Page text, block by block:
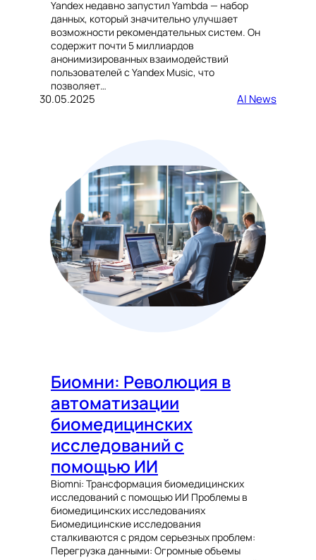
Yandex недавно запустил Yambda — набор
данных, который значительно улучшает
возможности рекомендательных систем. Он
содержит почти 5 миллиардов
анонимизированных взаимодействий
пользователей с Yandex Music, что
позволяет…
30.05.2025 AI News
Биомни: Революция в
автоматизации
биомедицинских
исследований с
помощью ИИ
Biomni: Трансформация биомедицинских
исследований с помощью ИИ Проблемы в
биомедицинских исследованиях
Биомедицинские исследования
сталкиваются с рядом серьезных проблем:
Перегрузка данными: Огромные объемы